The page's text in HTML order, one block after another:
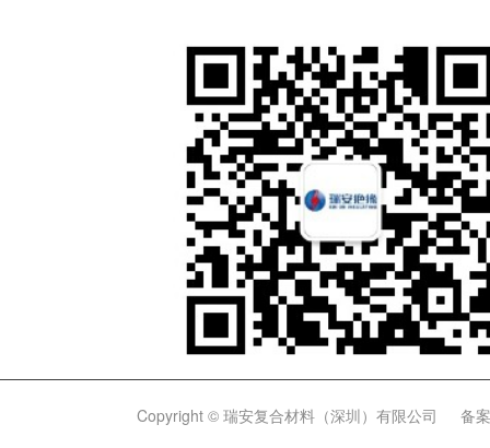
Copyright © 瑞安复合材料（深圳）有限公司 备